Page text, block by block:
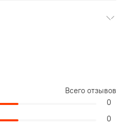
Всего отзывов
0
0